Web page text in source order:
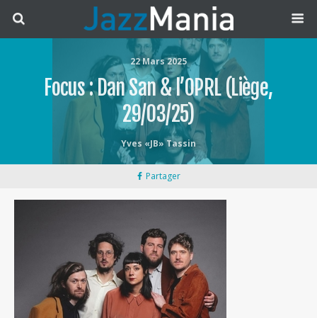
22 Mars 2025
Focus : Dan San & l’OPRL (Liège,
29/03/25)
Yves «JB» Tassin
Partager